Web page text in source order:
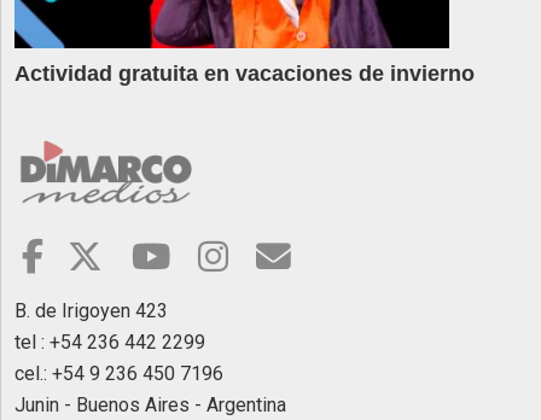
Actividad gratuita en vacaciones de invierno
B. de Irigoyen 423
tel : +54 236 442 2299
cel.: +54 9 236 450 7196
Junin - Buenos Aires - Argentina